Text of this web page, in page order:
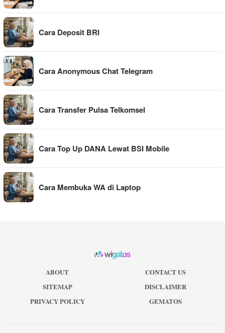
Cara Deposit BRI
Cara Anonymous Chat Telegram
Cara Transfer Pulsa Telkomsel
Cara Top Up DANA Lewat BSI Mobile
Cara Membuka WA di Laptop
ABOUT
CONTACT US
SITEMAP
DISCLAIMER
PRIVACY POLICY
GEMATOS